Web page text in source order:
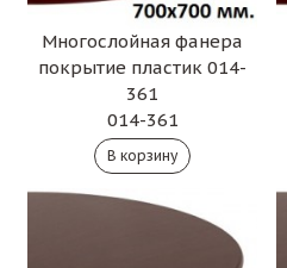
Многослойная фанера
покрытие пластик 014-
361
014-361